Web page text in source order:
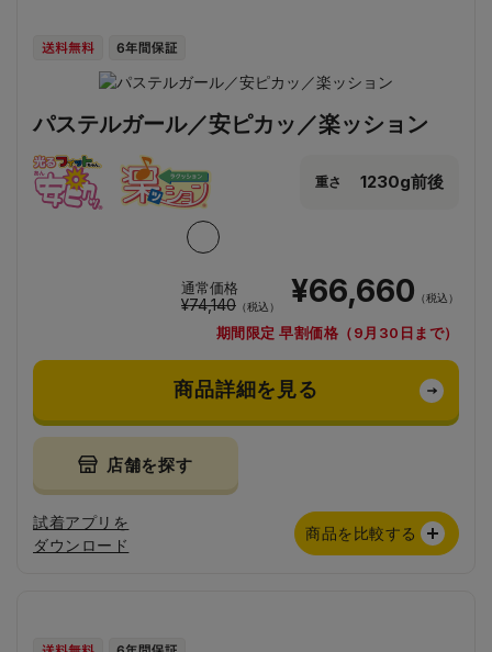
パステルガール／安ピカッ／楽ッション
重さ 1230g前後
通常価格
¥74,140 （税込） ¥66,660 （税込）
期間限定 早割価格（9月30日まで）
商品詳細を見る
店舗を探す
試着アプリを
ダウンロード
商品を比較する